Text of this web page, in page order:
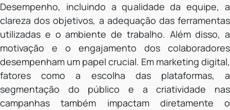
Desempenho, incluindo a qualidade da equipe, a
clareza dos objetivos, a adequação das ferramentas
utilizadas e o ambiente de trabalho. Além disso, a
motivação e o engajamento dos colaboradores
desempenham um papel crucial. Em marketing digital,
fatores como a escolha das plataformas, a
segmentação do público e a criatividade nas
campanhas também impactam diretamente o